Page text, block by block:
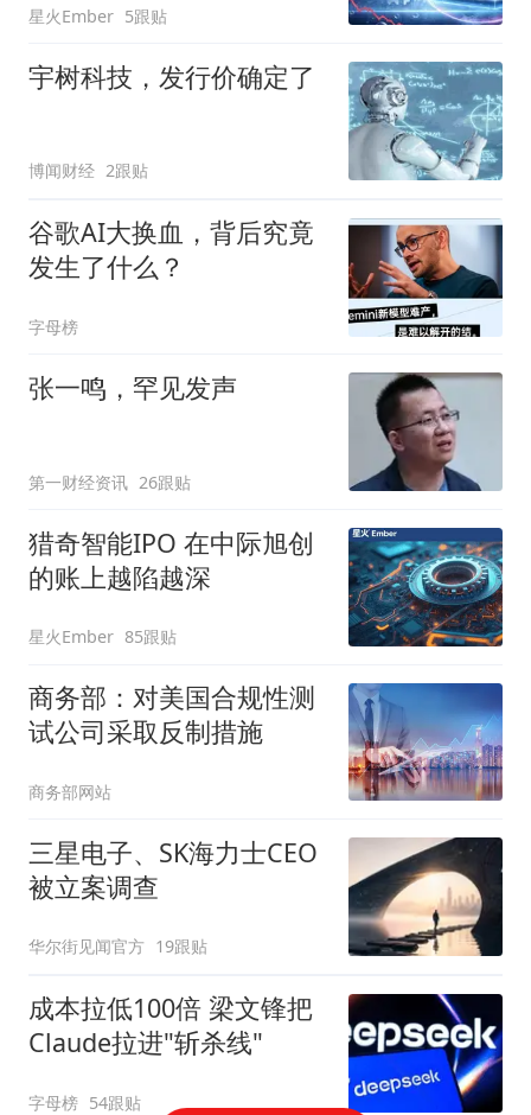
星火Ember 5跟贴
宇树科技，发行价确定了
博闻财经 2跟贴
谷歌AI大换血，背后究竟
发生了什么？
字母榜
张一鸣，罕见发声
第一财经资讯 26跟贴
猎奇智能IPO 在中际旭创
的账上越陷越深
星火Ember 85跟贴
商务部：对美国合规性测
试公司采取反制措施
商务部网站
三星电子、SK海力士CEO
被立案调查
华尔街见闻官方 19跟贴
成本拉低100倍 梁文锋把
Claude拉进"斩杀线"
字母榜 54跟贴